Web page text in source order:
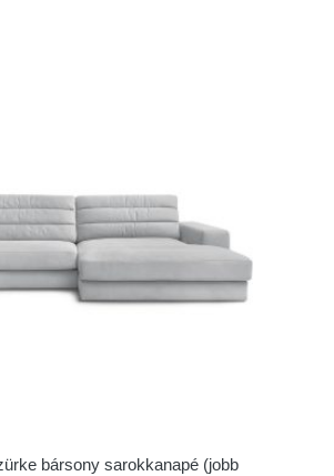
bársony sarokkanapé (jobb